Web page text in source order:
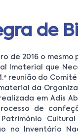
de
de 2016 o
Imaterial que
reunião do
da
em Adis
de
no Inventário